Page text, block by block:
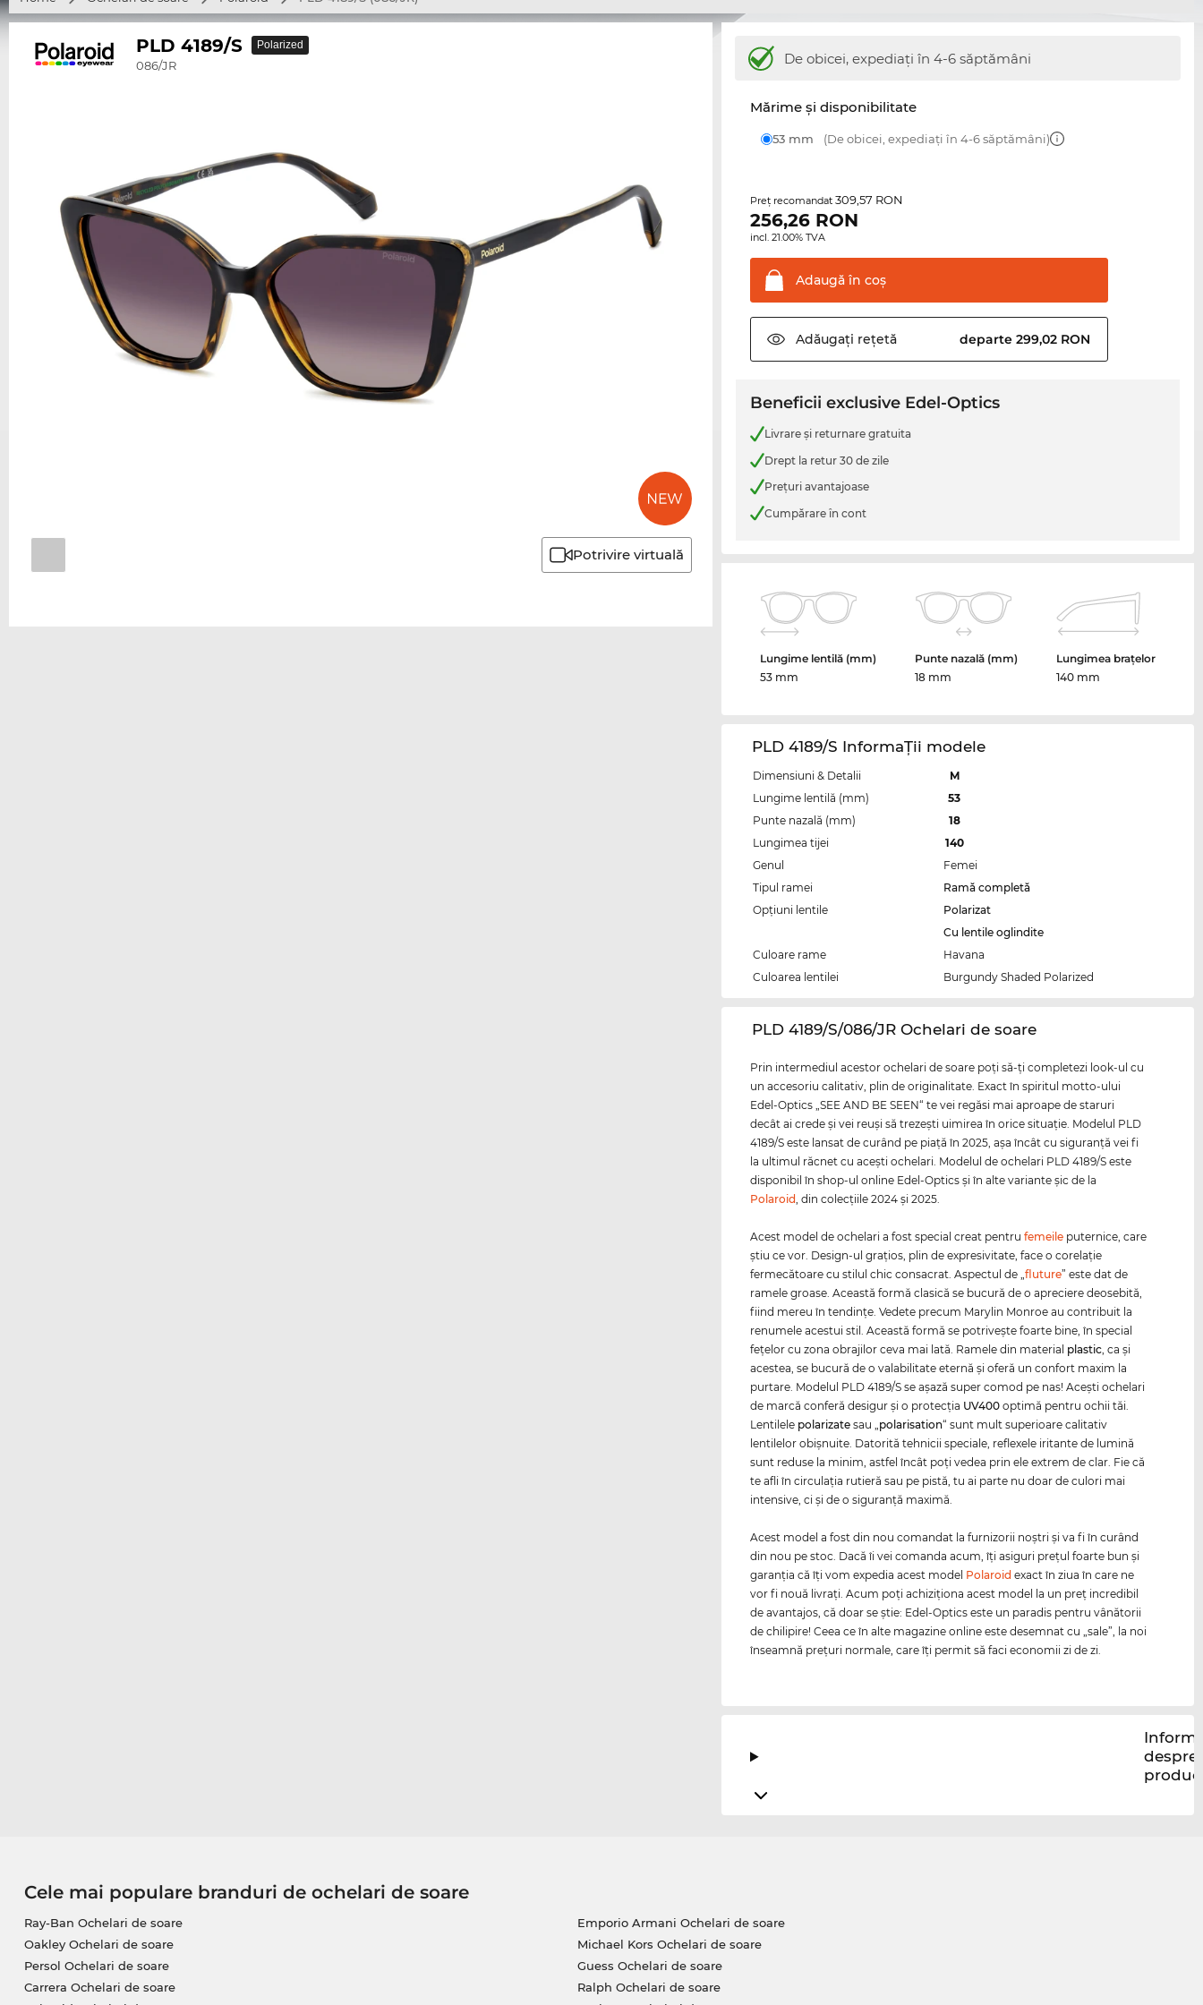
PLD 4189/S
086/JR
Polarized
Potrivire virtuală
De obicei, expediați în 4-6 săptămâni
Mărime şi disponibilitate
53 mm (De obicei, expediați în 4-6 săptămâni)
Preţ recomandat309,57 RON
256,26 RON
incl. 21.00% TVA
Adaugă în coş
Adăugați rețetă departe 299,02 RON
Beneficii exclusive Edel-Optics
Livrare şi returnare gratuita
Drept la retur 30 de zile
Preţuri avantajoase
Cumpărare în cont
Lungime lentilă (mm)
53 mm
Punte nazală (mm)
18 mm
Lungimea brațelor
140 mm
PLD 4189/S InformaŢii modele
Dimensiuni & Detalii
M
Lungime lentilă (mm)
53
Punte nazală (mm)
18
Lungimea tijei
140
Genul
Femei
Tipul ramei
Ramă completă
Opțiuni lentile
Polarizat
Cu lentile oglindite
Culoare rame
Havana
Culoarea lentilei
Burgundy Shaded Polarized
‌PLD 4189/S/086/JR Ochelari de soare
Prin intermediul acestor ochelari de soare poţi să-ţi completezi look-ul cu
un accesoriu calitativ, plin de originalitate. Exact în spiritul motto-ului
Edel-Optics „SEE AND BE SEEN“ te vei regăsi mai aproape de staruri
decât ai crede şi vei reuşi să trezeşti uimirea în orice situaţie. Modelul PLD
4189/S este lansat de curând pe piaţă în 2025, aşa încât cu siguranţă vei fi
la ultimul răcnet cu aceşti ochelari. Modelul de ochelari PLD 4189/S este
disponibil în shop-ul online Edel-Optics şi în alte variante şic de la
Polaroid, din colecţiile 2024 şi 2025.
Acest model de ochelari a fost special creat pentrufemeile puternice, care
ştiu ce vor. Design-ul graţios, plin de expresivitate, face o corelaţie
fermecătoare cu stilul chic consacrat. Aspectul de „fluture” este dat de
ramele groase. Această formă clasică se bucură de o apreciere deosebită,
fiind mereu în tendinţe. Vedete precum Marylin Monroe au contribuit la
renumele acestui stil. Această formă se potriveşte foarte bine, în special
feţelor cu zona obrajilor ceva mai lată. Ramele din material plastic, ca şi
acestea, se bucură de o valabilitate eternă şi oferă un confort maxim la
purtare. Modelul PLD 4189/S se aşază super comod pe nas! Aceşti ochelari
de marcă conferă desigur şi o protecţia UV400 optimă pentru ochii tăi.
Lentilele polarizate sau „polarisation“ sunt mult superioare calitativ
lentilelor obişnuite. Datorită tehnicii speciale, reflexele iritante de lumină
sunt reduse la minim, astfel încât poţi vedea prin ele extrem de clar. Fie că
te afli în circulaţia rutieră sau pe pistă, tu ai parte nu doar de culori mai
intensive, ci şi de o siguranţă maximă.
Acest model a fost din nou comandat la furnizorii noştri şi va fi în curând
din nou pe stoc. Dacă îi vei comanda acum, îţi asiguri preţul foarte bun şi
garanţia că îţi vom expedia acest model Polaroid exact în ziua în care ne
vor fi nouă livraţi. Acum poţi achiziţiona acest model la un preţ incredibil
de avantajos, că doar se ştie: Edel-Optics este un paradis pentru vânătorii
de chilipire! Ceea ce în alte magazine online este desemnat cu „sale”, la noi
înseamnă preţuri normale, care îţi permit să faci economii zi de zi.
despre
Cele mai populare branduri de ochelari de soare
Ray-Ban Ochelari de soare
Oakley Ochelari de soare
Persol Ochelari de soare
Carrera Ochelari de soare
Emporio Armani Ochelari de soare
Michael Kors Ochelari de soare
Guess Ochelari de soare
Ralph Ochelari de soare